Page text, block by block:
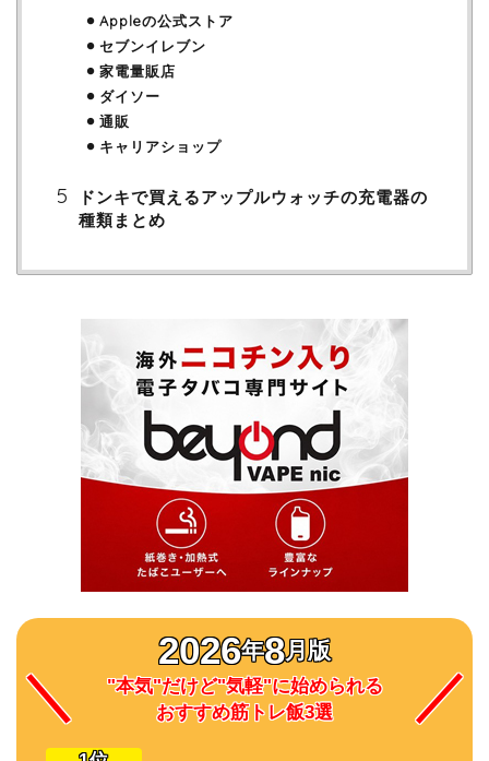
Appleの公式ストア
セブンイレブン
家電量販店
ダイソー
通販
キャリアショップ
ドンキで買えるアップルウォッチの充電器の
種類まとめ
2026年8月版
"本気"だけど"気軽"に始められる
おすすめ筋トレ飯3選